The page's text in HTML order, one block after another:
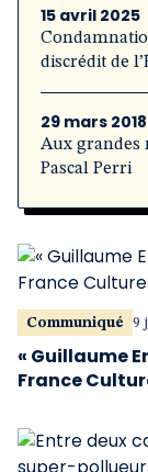
15 avril 2025
discrédit de
29 mars 2018
Aux grandes
Pascal Perri
Communiqué 9
« Guillaume
France